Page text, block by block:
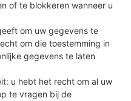
of te blokkeren wanneer u
om uw gegevens te
om die toestemming in
gegevens te laten
u hebt het recht om al uw
te vragen bij de